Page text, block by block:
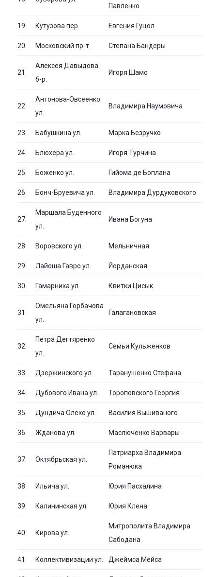
Павленко
19. Кутузова пер. Евгения Гуцол
20. Московский пр-т. Степана Бандеры
21.
Алексея Давыдова
б-р.
Игоря Шамо
22.
Антонова-Овсеенко
ул.
Владимира Наумовича
23. Бабушкина ул. Марка Безручко
24. Блюхера ул. Игоря Турчина
25. Боженко ул. Гийома де Боплана
26. Бонч-Бруевича ул. Владимира Дурдуковского
27.
Маршала Буденного
ул.
Ивана Богуна
28. Воровского ул. Мельничная
29. Лайоша Гавро ул. Йорданская
30. Гамарника ул. Квитки Цисык
31.
Омельяна Горбачова
ул.
Галагановская
32.
Петра Дегтяренко
ул.
Семьи Кульженков
33. Дзержинского ул. Таранушенко Стефана
34. Дубового Ивана ул. Тороповского Георгия
35. Дундича Олеко ул. Василия Вышиваного
36. Жданова ул. Маслюченко Варвары
37. Октябрьская ул.
Патриарха Владимира
Романюка
38. Ильича ул. Юрия Пасхалина
39. Калининская ул. Юрия Клена
40. Кирова ул.
Митрополита Владимира
Сабодана
41. Коллективизации ул. Джеймса Мейса